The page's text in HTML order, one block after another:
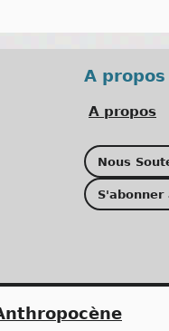
A propos
A propos
Nous